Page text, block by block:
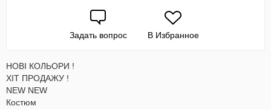
Задать вопрос В Избранное
НОВІ КОЛЬОРИ !
ХІТ ПРОДАЖУ !
NEW NEW
Костюм